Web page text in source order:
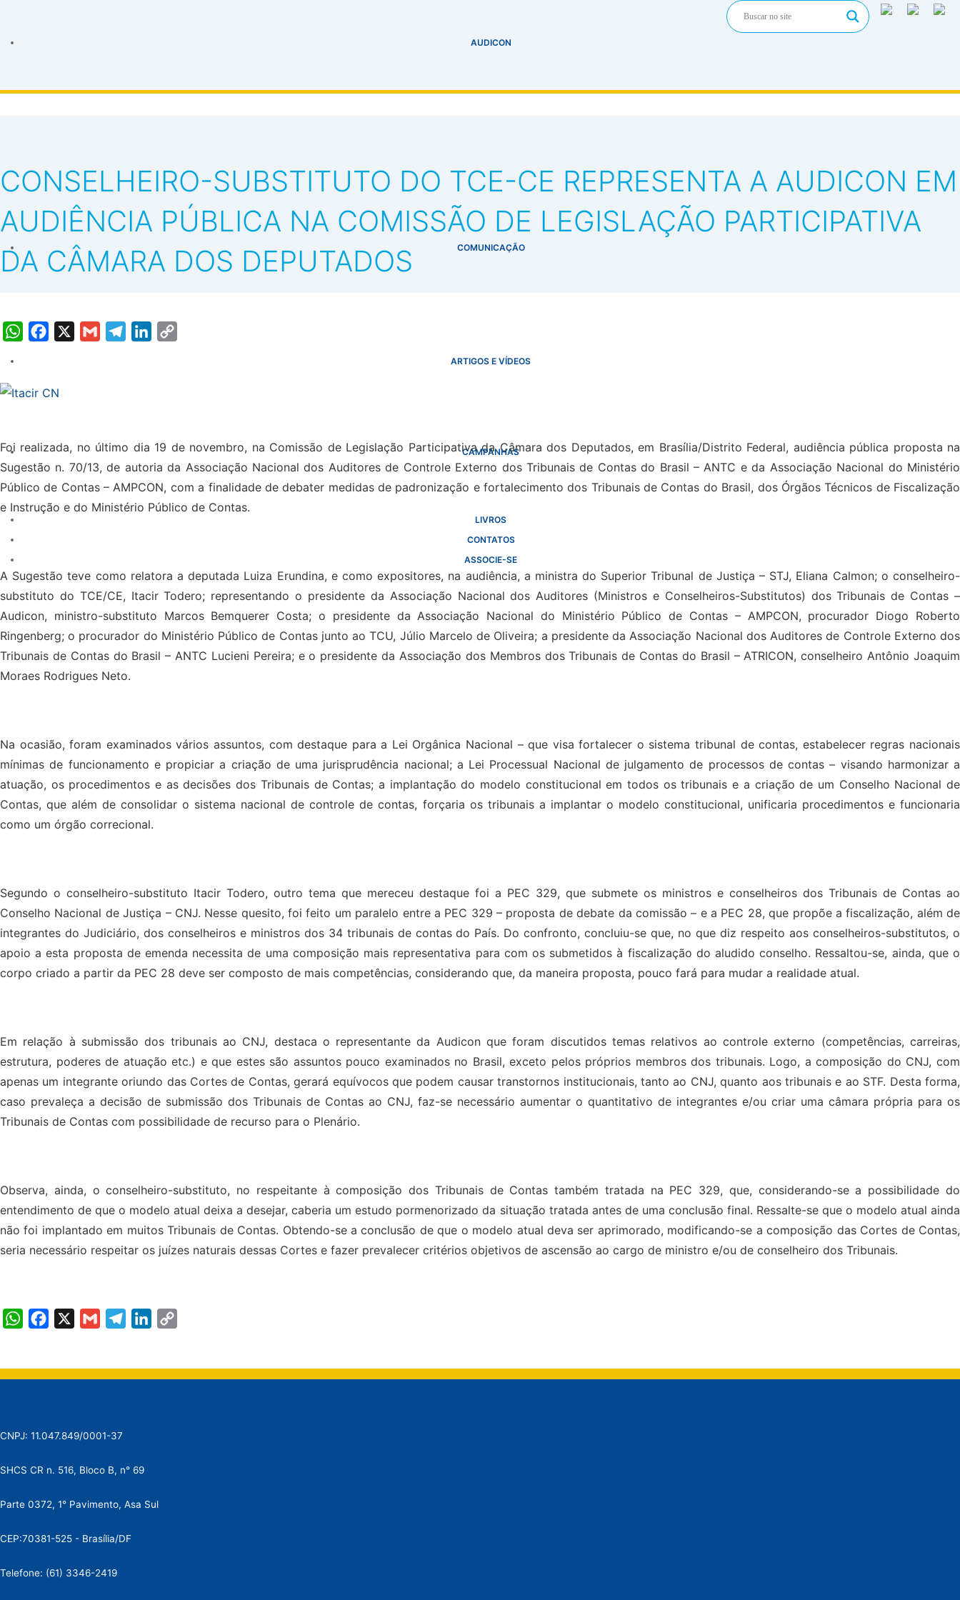
AUDICON
COMUNICAÇÃO
ARTIGOS E VÍDEOS
CAMPANHAS
LIVROS
CONTATOS
ASSOCIE-SE
CONSELHEIRO-SUBSTITUTO DO TCE-CE REPRESENTA A AUDICON EM
AUDIÊNCIA PÚBLICA NA COMISSÃO DE LEGISLAÇÃO PARTICIPATIVA
DA CÂMARA DOS DEPUTADOS
WhatsAppFacebook Gmail TelegramLinkedIn
Foi realizada, no último dia 19 de novembro, na Comissão de Legislação Participativa da Câmara dos Deputados, em Brasília/Distrito Federal, audiência pública proposta na
Sugestão n. 70/13, de autoria da Associação Nacional dos Auditores de Controle Externo dos Tribunais de Contas do Brasil – ANTC e da Associação Nacional do Ministério
Público de Contas – AMPCON, com a finalidade de debater medidas de padronização e fortalecimento dos Tribunais de Contas do Brasil, dos Órgãos Técnicos de Fiscalização
e Instrução e do Ministério Público de Contas.
A Sugestão teve como relatora a deputada Luiza Erundina, e como expositores, na audiência, a ministra do Superior Tribunal de Justiça – STJ, Eliana Calmon; o conselheiro-
substituto do TCE/CE, Itacir Todero; representando o presidente da Associação Nacional dos Auditores (Ministros e Conselheiros-Substitutos) dos Tribunais de Contas –
Audicon, ministro-substituto Marcos Bemquerer Costa; o presidente da Associação Nacional do Ministério Público de Contas – AMPCON, procurador Diogo Roberto
Ringenberg; o procurador do Ministério Público de Contas junto ao TCU, Júlio Marcelo de Oliveira; a presidente da Associação Nacional dos Auditores de Controle Externo dos
Tribunais de Contas do Brasil – ANTC Lucieni Pereira; e o presidente da Associação dos Membros dos Tribunais de Contas do Brasil – ATRICON, conselheiro Antônio Joaquim
Moraes Rodrigues Neto.
Na ocasião, foram examinados vários assuntos, com destaque para a Lei Orgânica Nacional – que visa fortalecer o sistema tribunal de contas, estabelecer regras nacionais
mínimas de funcionamento e propiciar a criação de uma jurisprudência nacional; a Lei Processual Nacional de julgamento de processos de contas – visando harmonizar a
atuação, os procedimentos e as decisões dos Tribunais de Contas; a implantação do modelo constitucional em todos os tribunais e a criação de um Conselho Nacional de
Contas, que além de consolidar o sistema nacional de controle de contas, forçaria os tribunais a implantar o modelo constitucional, unificaria procedimentos e funcionaria
como um órgão correcional.
Segundo o conselheiro-substituto Itacir Todero, outro tema que mereceu destaque foi a PEC 329, que submete os ministros e conselheiros dos Tribunais de Contas ao
Conselho Nacional de Justiça – CNJ. Nesse quesito, foi feito um paralelo entre a PEC 329 – proposta de debate da comissão – e a PEC 28, que propõe a fiscalização, além de
integrantes do Judiciário, dos conselheiros e ministros dos 34 tribunais de contas do País. Do confronto, concluiu-se que, no que diz respeito aos conselheiros-substitutos, o
apoio a esta proposta de emenda necessita de uma composição mais representativa para com os submetidos à fiscalização do aludido conselho. Ressaltou-se, ainda, que o
corpo criado a partir da PEC 28 deve ser composto de mais competências, considerando que, da maneira proposta, pouco fará para mudar a realidade atual.
Em relação à submissão dos tribunais ao CNJ, destaca o representante da Audicon que foram discutidos temas relativos ao controle externo (competências, carreiras,
estrutura, poderes de atuação etc.) e que estes são assuntos pouco examinados no Brasil, exceto pelos próprios membros dos tribunais. Logo, a composição do CNJ, com
apenas um integrante oriundo das Cortes de Contas, gerará equívocos que podem causar transtornos institucionais, tanto ao CNJ, quanto aos tribunais e ao STF. Desta forma,
caso prevaleça a decisão de submissão dos Tribunais de Contas ao CNJ, faz-se necessário aumentar o quantitativo de integrantes e/ou criar uma câmara própria para os
Tribunais de Contas com possibilidade de recurso para o Plenário.
Observa, ainda, o conselheiro-substituto, no respeitante à composição dos Tribunais de Contas também tratada na PEC 329, que, considerando-se a possibilidade do
entendimento de que o modelo atual deixa a desejar, caberia um estudo pormenorizado da situação tratada antes de uma conclusão final. Ressalte-se que o modelo atual ainda
não foi implantado em muitos Tribunais de Contas. Obtendo-se a conclusão de que o modelo atual deva ser aprimorado, modificando-se a composição das Cortes de Contas,
seria necessário respeitar os juízes naturais dessas Cortes e fazer prevalecer critérios objetivos de ascensão ao cargo de ministro e/ou de conselheiro dos Tribunais.
WhatsAppFacebook Gmail TelegramLinkedIn
CNPJ: 11.047.849/0001-37
SHCS CR n. 516, Bloco B, n° 69
Parte 0372, 1° Pavimento, Asa Sul
CEP:70381-525 - Brasília/DF
Telefone: (61) 3346-2419